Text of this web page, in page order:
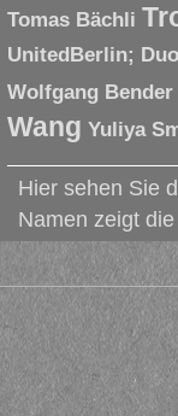
Tomas Bächli
UnitedBerlin;
Wolfgang Bender
Wang Yuliya
Hier sehen Sie
Namen zeigt